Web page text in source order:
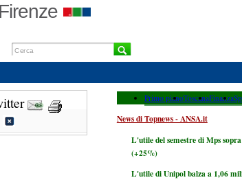
Primo pianoToscanaFinanza
News di Topnews - ANSA.it
L'utile del semestre di Mps
(+25%)
L'utile di Unipol balza a 1,06